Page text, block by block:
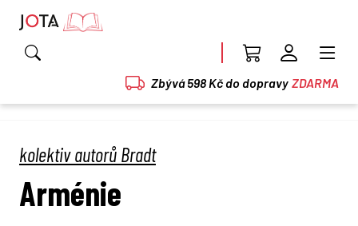
Zbývá 598 Kč do dopravy ZDARMA
kolektiv autorů Bradt
Arménie